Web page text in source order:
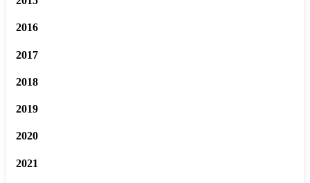
2016
2017
2018
2019
2020
2021